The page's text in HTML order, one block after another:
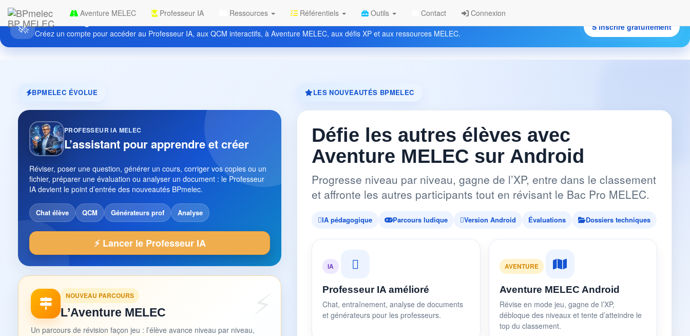
BP MELEC
Aventure MELEC Professeur IA Ressources Référentiels Outils Contact Connexion
🚀 Découvrez gratuitement BPmelec
Créez un compte pour accéder au Professeur IA, aux QCM interactifs, à Aventure MELEC, aux défis XP et aux ressources MELEC.
S’inscrire gratuitement
BPMELEC ÉVOLUE
PROFESSEUR IA MELEC
L’assistant pour apprendre et créer
Réviser, poser une question, générer un cours, corriger vos copies ou un
fichier, préparer une évaluation ou analyser un document : le Professeur
IA devient le point d’entrée des nouveautés BPmelec.
Chat élève QCM Générateurs prof Analyse
⚡ Lancer le Professeur IA
NOUVEAU PARCOURS
L’Aventure MELEC
Un parcours de révision façon jeu : l’élève avance niveau par niveau,
LES NOUVEAUTÉS BPMELEC
Défie les autres élèves avec
Aventure MELEC sur Android
Progresse niveau par niveau, gagne de l’XP, entre dans le classement
et affronte les autres participants tout en révisant le Bac Pro MELEC.
IA pédagogique Parcours ludique Version Android Évaluations Dossiers techniques
IA
Professeur IA amélioré
Chat, entraînement, analyse de documents
et générateurs pour les professeurs.
AVENTURE
Aventure MELEC Android
Révise en mode jeu, gagne de l’XP,
débloque des niveaux et tente d’atteindre le
top du classement.